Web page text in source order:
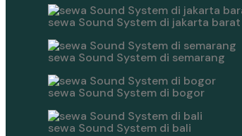
sewa Sound System di jakarta barat
sewa Sound System di semarang
sewa Sound System di bogor
sewa Sound System di bali